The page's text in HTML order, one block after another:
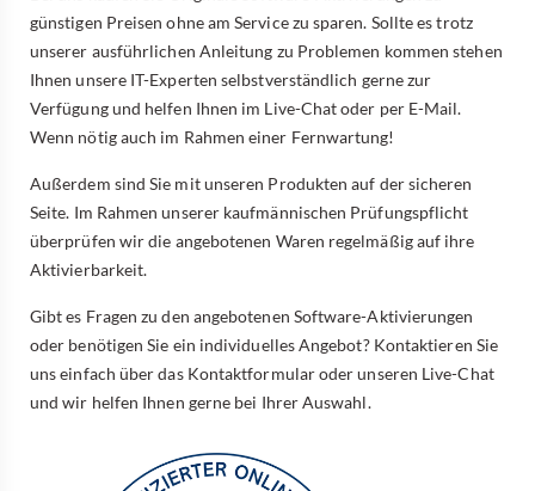
günstigen Preisen ohne am Service zu sparen. Sollte es trotz
unserer ausführlichen Anleitung zu Problemen kommen stehen
Ihnen unsere IT-Experten selbstverständlich gerne zur
Verfügung und helfen Ihnen im Live-Chat oder per E-Mail.
Wenn nötig auch im Rahmen einer Fernwartung!
Außerdem sind Sie mit unseren Produkten auf der sicheren
Seite. Im Rahmen unserer kaufmännischen Prüfungspflicht
überprüfen wir die angebotenen Waren regelmäßig auf ihre
Aktivierbarkeit.
Gibt es Fragen zu den angebotenen Software-Aktivierungen
oder benötigen Sie ein individuelles Angebot? Kontaktieren Sie
uns einfach über das Kontaktformular oder unseren Live-Chat
und wir helfen Ihnen gerne bei Ihrer Auswahl.